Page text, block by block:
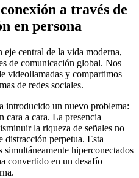
a través de
en persona
central de la vida moderna,
de comunicación global. Nos
videollamadas y compartimos
de redes sociales.
introducido un nuevo problema:
cara a cara. La presencia
la riqueza de señales no
distracción perpetua. Esta
hiperconectados
convertido en un desafío